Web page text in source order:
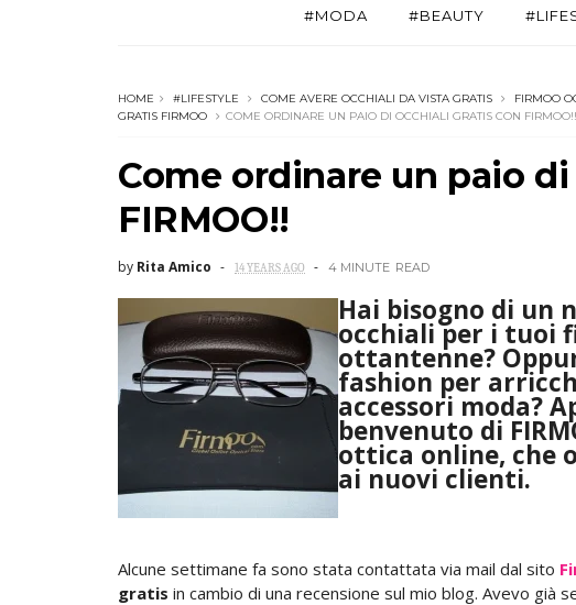
#MODA #BEAUTY
HOME #LIFESTYLE COME AVERE OCCHIALI DA VISTA GRATIS FIRMOO
GRATIS FIRMOO
COME ORDINARE UN PAIO DI OCCHIALI GRATIS CON FIRMOO!!
Come ordinare un paio
FIRMOO!!
by Rita Amico 14 YEARS AGO 4 MINUTE READ
Hai bisogno di un
occhiali per i tuoi
ottantenne?
fashion per
accessori moda?
benvenuto di
ottica online, che
ai nuovi clienti.
Alcune settimane fa sono stata contattata via mail dal sito
gratis in cambio di una recensione sul mio blog. Avevo